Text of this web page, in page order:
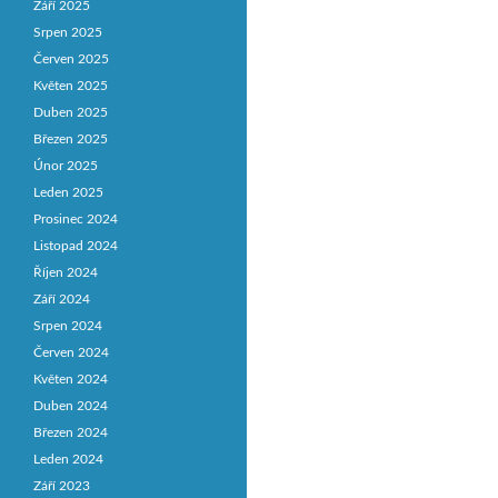
Září 2025
Srpen 2025
Červen 2025
Květen 2025
Duben 2025
Březen 2025
Únor 2025
Leden 2025
Prosinec 2024
Listopad 2024
Říjen 2024
Září 2024
Srpen 2024
Červen 2024
Květen 2024
Duben 2024
Březen 2024
Leden 2024
Září 2023